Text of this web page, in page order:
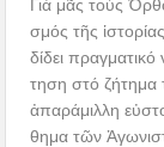
Γιά μᾶς τούς
σμός τῆς
δί­δει
τη­ση στό ζή­τη­μα
ἀπα­ρά­μιλ­λη
θη­μα τῶν